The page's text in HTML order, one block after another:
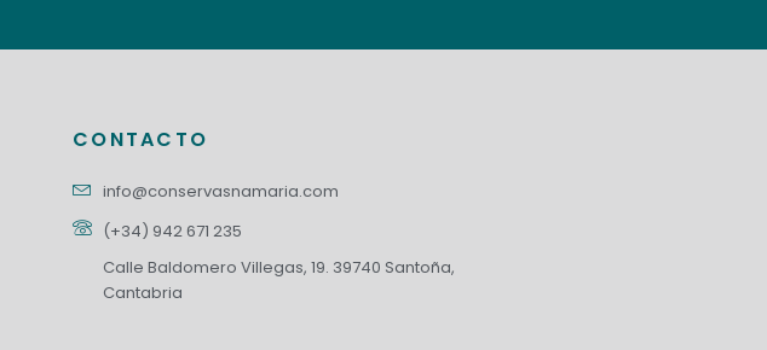
CONTACTO
info@conservasnamaria.com
(+34) 942 671 235
Calle Baldomero Villegas, 19. 39740 Santoña,
Cantabria